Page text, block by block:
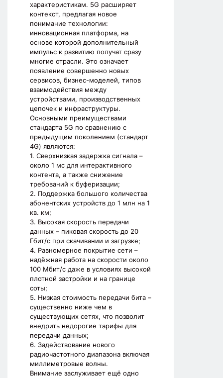
характеристикам. 5G расширяет
контекст, предлагая новое
понимание технологии:
инновационная платформа, на
основе которой дополнительный
импульс к развитию получат сразу
многие отрасли. Это означает
появление совершенно новых
сервисов, бизнес-моделей, типов
взаимодействия между
устройствами, производственных
цепочек и инфраструктуры.
Основными преимуществами
стандарта 5G по сравнению с
предыдущим поколением (стандарт
4G) являются:
1. Сверхнизкая задержка сигнала –
около 1 мс для интерактивного
контента, а также снижение
требований к буферизации;
2. Поддержка большого количества
абонентских устройств до 1 млн на 1
кв. км;
3. Высокая скорость передачи
данных – пиковая скорость до 20
Гбит/с при скачивании и загрузке;
4. Равномерное покрытие сети –
надёжная работа на скорости около
100 Мбит/с даже в условиях высокой
плотной застройки и на границе
соты;
5. Низкая стоимость передачи бита –
существенно ниже чем в
существующих сетях, что позволит
внедрить недорогие тарифы для
передачи данных;
6. Задействование нового
радиочастотного диапазона включая
миллиметровые волны.
Внимание заслуживает ещё одно